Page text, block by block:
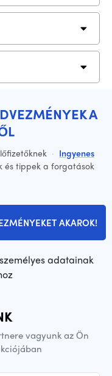
A
· Ingyenes
és tippek a forgatások
AKAROK!
adatainak
vagyunk az Ön